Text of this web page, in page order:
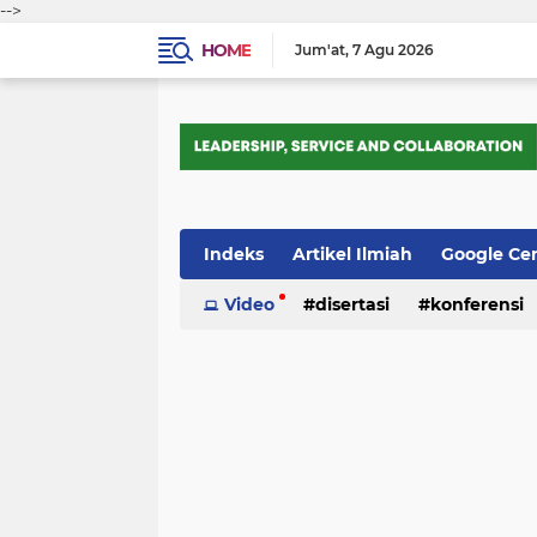
-->
HOME
Jum'at 7 Agu 2026
Indeks Artikel Ilmiah Google
Tips Trik Webometrics
Video disertasi konferensi